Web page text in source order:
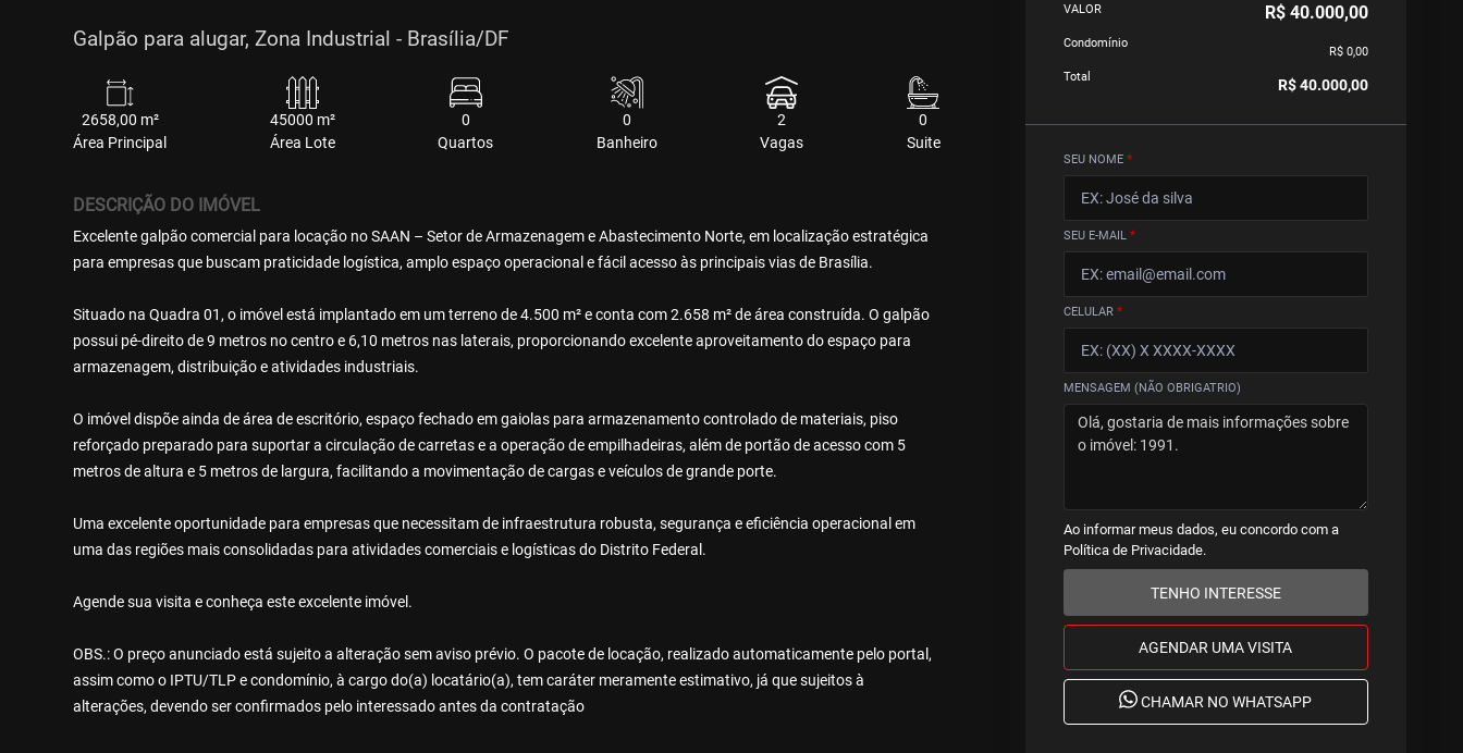
Galpão para alugar, Zona Industrial - Brasília/DF
2658,00 m²
Área Principal
45000 m²
Área Lote
0
Quartos
0
Banheiro
2
Vagas
0
Suite
DESCRIÇÃO DO IMÓVEL
Excelente galpão comercial para locação no SAAN – Setor de Armazenagem e Abastecimento Norte, em localização estratégica
para empresas que buscam praticidade logística, amplo espaço operacional e fácil acesso às principais vias de Brasília.
Situado na Quadra 01, o imóvel está implantado em um terreno de 4.500 m² e conta com 2.658 m² de área construída. O galpão
possui pé-direito de 9 metros no centro e 6,10 metros nas laterais, proporcionando excelente aproveitamento do espaço para
armazenagem, distribuição e atividades industriais.
O imóvel dispõe ainda de área de escritório, espaço fechado em gaiolas para armazenamento controlado de materiais, piso
reforçado preparado para suportar a circulação de carretas e a operação de empilhadeiras, além de portão de acesso com 5
metros de altura e 5 metros de largura, facilitando a movimentação de cargas e veículos de grande porte.
Uma excelente oportunidade para empresas que necessitam de infraestrutura robusta, segurança e eficiência operacional em
uma das regiões mais consolidadas para atividades comerciais e logísticas do Distrito Federal.
Agende sua visita e conheça este excelente imóvel.
OBS.: O preço anunciado está sujeito a alteração sem aviso prévio. O pacote de locação, realizado automaticamente pelo portal,
assim como o IPTU/TLP e condomínio, à cargo do(a) locatário(a), tem caráter meramente estimativo, já que sujeitos à
alterações, devendo ser confirmados pelo interessado antes da contratação
VALOR R$ 40.000,00
Condomínio
R$ 0,00
Total
R$ 40.000,00
SEU NOME *
SEU E-MAIL *
CELULAR *
MENSAGEM (NÃO OBRIGATRIO)
Ao informar meus dados, eu concordo com a
Política de Privacidade.
TENHO INTERESSE
AGENDAR UMA VISITA
CHAMAR NO WHATSAPP